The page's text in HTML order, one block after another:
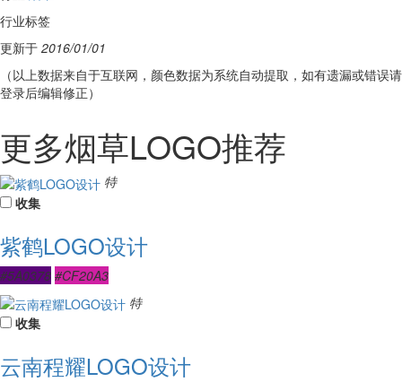
行业标签
更新于 2016/01/01
（以上数据来自于互联网，颜色数据为系统自动提取，如有遗漏或错误请
登录后编辑修正）
更多烟草LOGO推荐
特
收集
紫鹤LOGO设计
#5A0378 #CF20A3
特
收集
云南程耀LOGO设计